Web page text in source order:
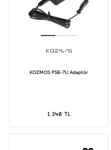
KOZMOS PSB-7U Adaptör
1.340 TL